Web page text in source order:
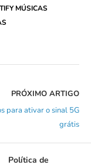
MÚSICAS
PRÓXIMO ARTIGO
para ativar o sinal 5G
grátis
Política de